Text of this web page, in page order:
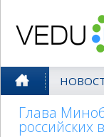
Глава
российских